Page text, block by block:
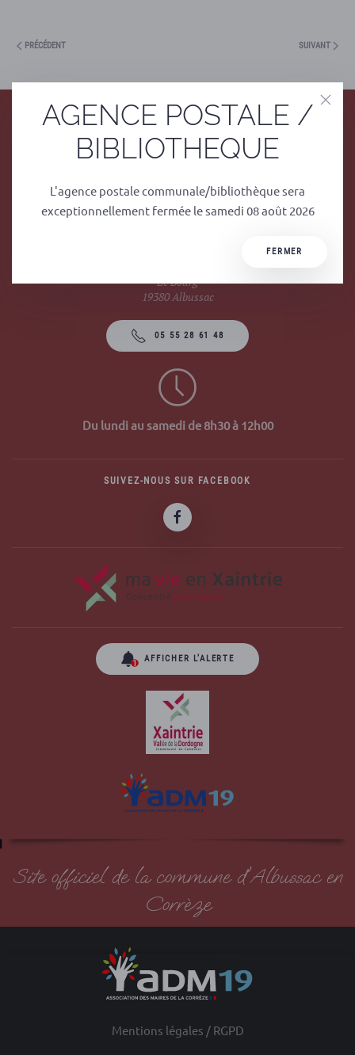
PRÉCÉDENT SUIVANT
Le Bourg
19380 Albussac
05 55 28 61 48
Du lundi au samedi de 8h30 à 12h00
SUIVEZ-NOUS SUR FACEBOOK
AFFICHER L’ALERTE
Site officiel de la commune d'Albussac en
Corrèze
Mentions légales / RGPD
AGENCE POSTALE /
BIBLIOTHEQUE
L'agence postale communale/bibliothèque sera
exceptionnellement fermée le samedi 08 août 2026
FERMER